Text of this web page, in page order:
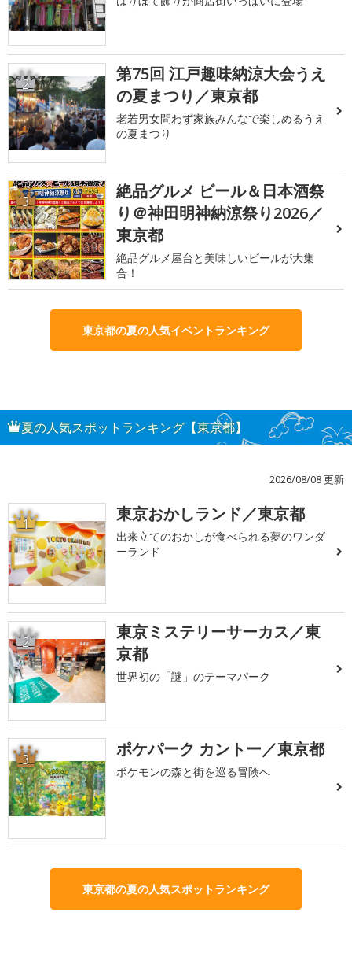
2
第75回 江戸趣味納涼大会うえ
の夏まつり／東京都
老若男女問わず家族みんなで楽しめるうえ
の夏まつり
3
絶品グルメ ビール＆日本酒祭
り＠神田明神納涼祭り2026／
東京都
絶品グルメ屋台と美味しいビールが大集
合！
東京都の夏の人気イベントランキング
夏の人気スポットランキング【東京都】
2026/08/08 更新
1 東京おかしランド／東京都
出来立てのおかしが食べられる夢のワンダ
ーランド
2
東京ミステリーサーカス／東
京都
世界初の「謎」のテーマパーク
3 ポケパーク カントー／東京都
ポケモンの森と街を巡る冒険へ
東京都の夏の人気スポットランキング